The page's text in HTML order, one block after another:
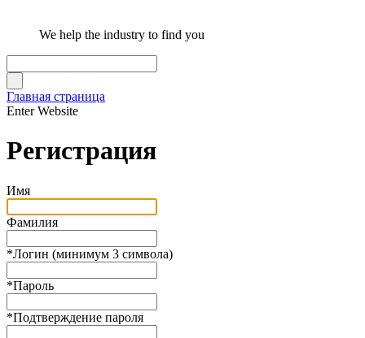
We help the industry to find you
Главная страница
Enter Website
Регистрация
Имя
Фамилия
*Логин (минимум 3 символа)
*Пароль
*Подтверждение пароля